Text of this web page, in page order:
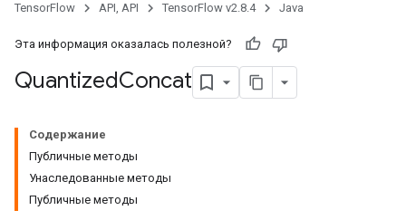
TensorFlow API, API TensorFlow v2.8.4 Java
Эта информация оказалась полезной?
QuantizedConcat
Содержание
Публичные методы
Унаследованные методы
Публичные методы